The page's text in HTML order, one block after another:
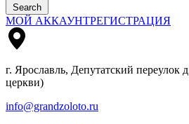
Search
МОЙ АККАУНТРЕГИСТРАЦИЯ
г. Ярославль, Депутатский переулок
церкви)
info@grandzoloto.ru